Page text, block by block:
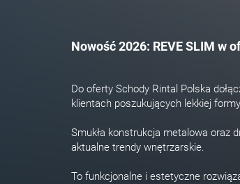
Nowość 2026: REVE SLIM w
Do oferty Schody Rintal Polska
klientach poszukujących lekkiej
Smukła konstrukcja metalowa oraz
aktualne trendy wnętrzarskie.
To funkcjonalne i estetyczne